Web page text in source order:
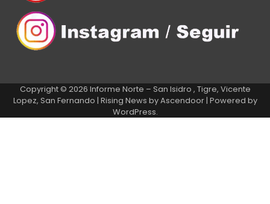
Copyright © 2026 Informe Norte – San Isidro , Tigre, Vicente
Lopez, San Fernando | Rising News byAscendoor| Powered by
WordPress.